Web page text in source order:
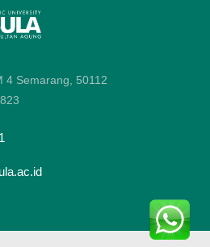
4 Semarang, 50112